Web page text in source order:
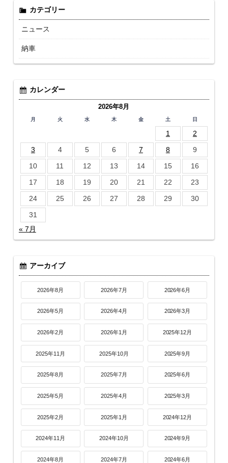
カテゴリー
ニュース
納車
カレンダー
2026年8月
月 火 水 木 金 土 日
1
2
3
4 5 6 7 8
9
10
11 12 13 14 15
16
17
18 19 20 21 22
23
24
25 26 27 28 29
30
31
« 7月
アーカイブ
2026年8月 2026年7月 2026年6月
2026年5月 2026年4月 2026年3月
2026年2月 2026年1月 2025年12月
2025年11月 2025年10月 2025年9月
2025年8月 2025年7月 2025年6月
2025年5月 2025年4月 2025年3月
2025年2月 2025年1月 2024年12月
2024年11月 2024年10月 2024年9月
2024年8月 2024年7月 2024年6月